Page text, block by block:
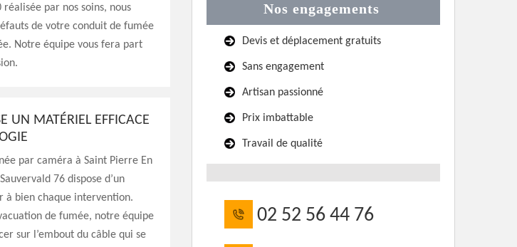
par nos soins, nous
de votre conduit de fumée
Notre équipe vous fera part
UN MATÉRIEL EFFICACE
par caméra à Saint Pierre En
76 dispose d’un
à bien chaque intervention.
de fumée, notre équipe
sur l’embout du câble qui se
Nos engagements
Devis et déplacement gratuits
Sans engagement
Artisan passionné
Prix imbattable
Travail de qualité
02 52 56 44 76